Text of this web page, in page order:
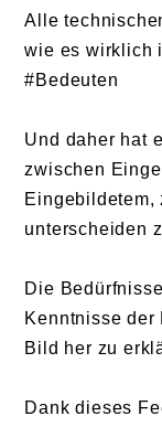
Alle
wie es wirklich
#Bedeuten
Und daher hat
zwischen
Eingebildetem,
unterscheiden
Die
Kenntnisse der
Bild her zu
Dank dieses